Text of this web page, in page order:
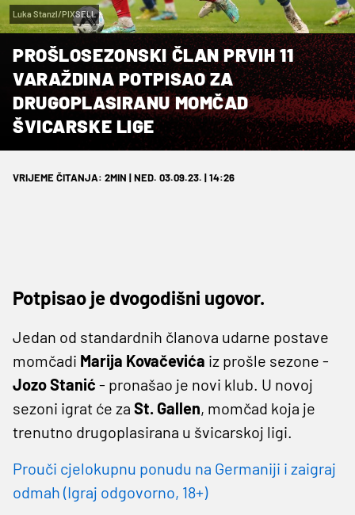
Luka Stanzl/PIXSELL
PROŠLOSEZONSKI ČLAN PRVIH 11
VARAŽDINA POTPISAO ZA
DRUGOPLASIRANU MOMČAD
ŠVICARSKE LIGE
VRIJEME ČITANJA: 2MIN | NED. 03.09.23. | 14:26
Potpisao je dvogodišni ugovor.
Jedan od standardnih članova udarne postave
momčadi Marija Kovačevića iz prošle sezone -
Jozo Stanić - pronašao je novi klub. U novoj
sezoni igrat će za St. Gallen, momčad koja je
trenutno drugoplasirana u švicarskoj ligi.
Prouči cjelokupnu ponudu na Germaniji i zaigraj
odmah (Igraj odgovorno, 18+)